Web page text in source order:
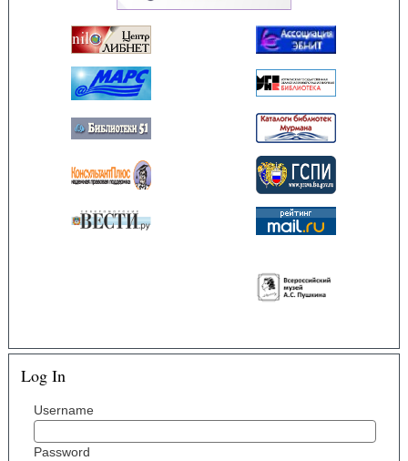
Log In
Username
Password